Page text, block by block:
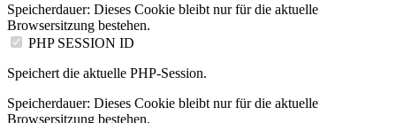
Speicherdauer: Dieses Cookie bleibt nur für die aktuelle
Browsersitzung bestehen.
PHP SESSION ID
Speichert die aktuelle PHP-Session.
Speicherdauer: Dieses Cookie bleibt nur für die aktuelle
Browsersitzung bestehen.